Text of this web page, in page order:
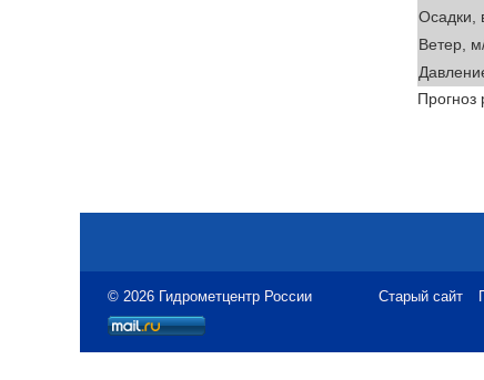
Осадки,
Ветер,
Прогноз
© 2026 Гидрометцентр России Старый сайт